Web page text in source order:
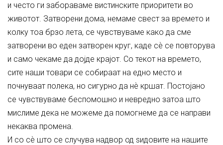
и често ги забораваме вистинските приоритети во
животот. Затворени дома, немаме свест за времето и
колку тоа брзо лета, се чувствуваме како да сме
затворени во еден затворен круг, каде сѐ се повторува
и само чекаме да дојде крајот. Со текот на времето,
сите наши товари се собираат на едно место и
почнуваат полека, но сигурно да нѐ кршат. Постојано
се чувствуваме беспомошно и невредно затоа што
мислиме дека не можеме да помогнеме да се направи
некаква промена.
И со сѐ што се случува надвор од ѕидовите на нашите